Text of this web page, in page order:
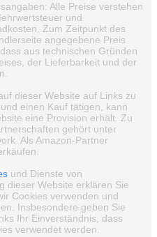
Alle Preise verstehen
und
Zum Zeitpunkt des
angegebene Preis
aus technischen Gründen
der Lieferbarkeit und der
dieser Website auf Links zu
einen Kauf tätigen, kann
eine Provision erhält. Zu
gehört unter
Als Amazon-Partner
und Dienste von
dieser Website erklären Sie
Cookies verwenden und
Insbesondere geben Sie
Ihr Einverständnis, dass
verwendet werden.